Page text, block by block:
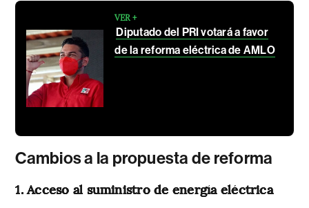
VER +
Diputado del PRI votará a favor
de la reforma eléctrica de AMLO
Cambios a la propuesta de reforma
1. Acceso al suministro de energía eléctrica